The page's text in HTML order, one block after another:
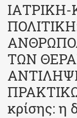
ΙΑΤΡΙΚΗ-
ΤΩΝ
κρίσης: η